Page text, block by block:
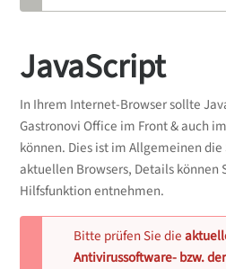
JavaScript
In Ihrem Internet-Browser sollte
Gastronovi Office im Front & auch
können. Dies ist im Allgemeinen
aktuellen Browsers, Details können
Hilfsfunktion entnehmen.
Bitte prüfen Sie die
Antivirussoftware- bzw.